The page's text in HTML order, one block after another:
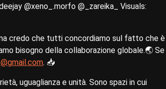
@xeno_.morfo @_zareika_ Visuals:
credo che tutti concordiamo sul fatto che è
bisogno della collaborazione globale.🌏 Se
. 📥
uguaglianza e unità. Sono spazi in cui